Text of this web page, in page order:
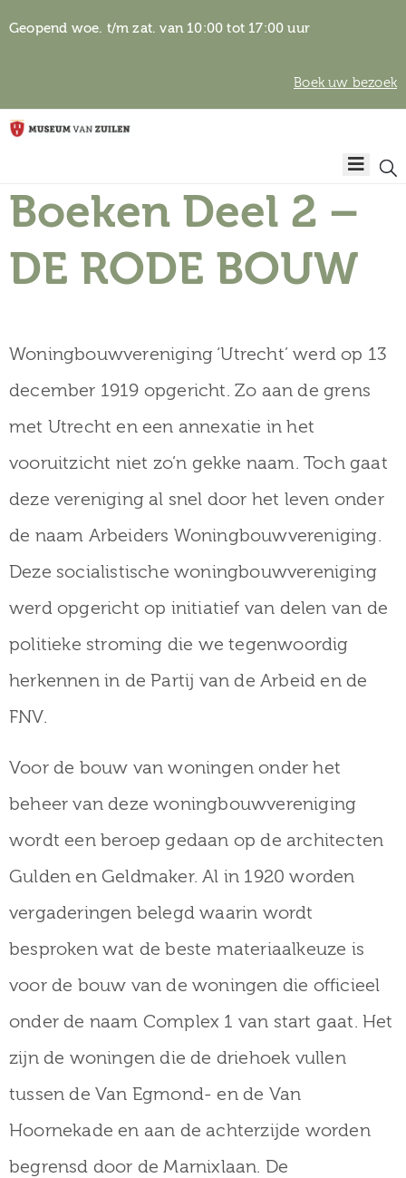
Geopend woe. t/m zat. van 10:00 tot 17:00 uur
Boek uw bezoek
Home
Plan
bezoek
Activiteiten
Verhalen
over
Zuilen
Collectie
Boeken Deel 2 –
DE RODE BOUW
Woningbouwvereniging ‘Utrecht’ werd op 13
december 1919 opgericht. Zo aan de grens
met Utrecht en een annexatie in het
vooruitzicht niet zo’n gekke naam. Toch gaat
deze vereniging al snel door het leven onder
de naam Arbeiders Woningbouwvereniging.
Deze socialistische woningbouwvereniging
werd opgericht op initiatief van delen van de
politieke stroming die we tegenwoordig
herkennen in de Partij van de Arbeid en de
FNV.
Voor de bouw van woningen onder het
beheer van deze woningbouwvereniging
wordt een beroep gedaan op de architecten
Gulden en Geldmaker. Al in 1920 worden
vergaderingen belegd waarin wordt
besproken wat de beste materiaalkeuze is
voor de bouw van de woningen die officieel
onder de naam Complex 1 van start gaat. Het
zijn de woningen die de driehoek vullen
tussen de Van Egmond- en de Van
Hoornekade en aan de achterzijde worden
begrensd door de Marnixlaan. De
Algemene
Auteursrechten